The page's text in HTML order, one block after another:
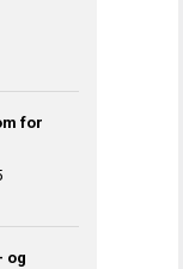
for
og